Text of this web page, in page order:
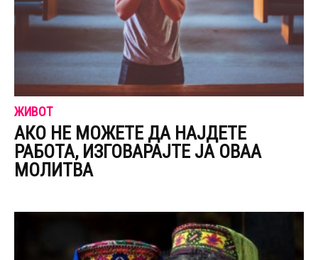
ЖИВОТ
АКО НЕ МОЖЕТЕ ДА НАЈДЕТЕ
РАБОТА, ИЗГОВАРАЈТЕ ЈА ОВАА
МОЛИТВА